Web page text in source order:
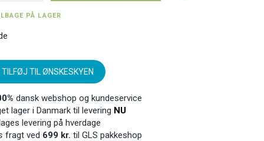
PÅ LAGER
TILFØJ TIL ØNSKESKYEN
dansk webshop og kundeservice
lager i Danmark til levering NU
levering på hverdage
fragt ved 699 kr. til GLS pakkeshop